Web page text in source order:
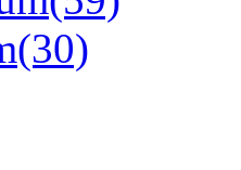
(30)